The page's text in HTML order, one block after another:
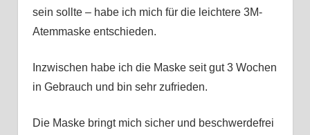
sein sollte – habe ich mich für die leichtere 3M-
Atemmaske entschieden.
Inzwischen habe ich die Maske seit gut 3 Wochen
in Gebrauch und bin sehr zufrieden.
Die Maske bringt mich sicher und beschwerdefrei